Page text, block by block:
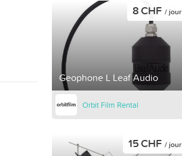
Geophone L Leaf Audio
8 CHF / jour
Orbit Film Rental
15 CHF / jour